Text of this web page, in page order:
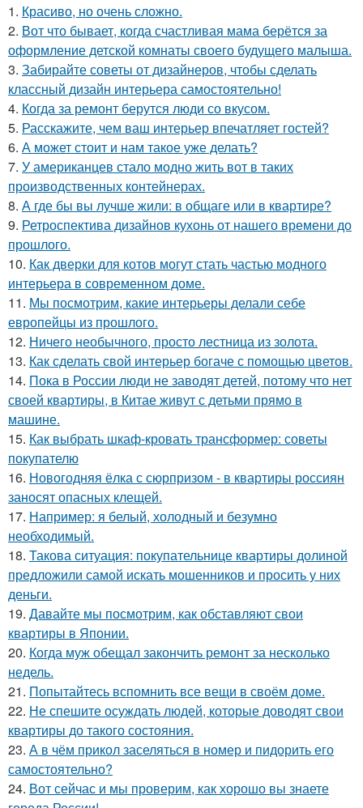
1. Красиво, но очень сложно.
2. Вот что бывает, когда счастливая мама берётся за
оформление детской комнаты своего будущего малыша.
3. Забирайте советы от дизайнеров, чтобы сделать
классный дизайн интерьера самостоятельно!
4. Когда за ремонт берутся люди со вкусом.
5. Расскажите, чем ваш интерьер впечатляет гостей?
6. А может стоит и нам такое уже делать?
7. У американцев стало модно жить вот в таких
производственных контейнерах.
8. А где бы вы лучше жили: в общаге или в квартире?
9. Ретроспектива дизайнов кухонь от нашего времени до
прошлого.
10. Как дверки для котов могут стать частью модного
интерьера в современном доме.
11. Мы посмотрим, какие интерьеры делали себе
европейцы из прошлого.
12. Ничего необычного, просто лестница из золота.
13. Как сделать свой интерьер богаче с помощью цветов.
14. Пока в России люди не заводят детей, потому что нет
своей квартиры, в Китае живут с детьми прямо в
машине.
15. Как выбрать шкаф-кровать трансформер: советы
покупателю
16. Новогодняя ёлка с сюрпризом - в квартиры россиян
заносят опасных клещей.
17. Например: я белый, холодный и безумно
необходимый.
18. Такова ситуация: покупательнице квартиры долиной
предложили самой искать мошенников и просить у них
деньги.
19. Давайте мы посмотрим, как обставляют свои
квартиры в Японии.
20. Когда муж обещал закончить ремонт за несколько
недель.
21. Попытайтесь вспомнить все вещи в своём доме.
22. Не спешите осуждать людей, которые доводят свои
квартиры до такого состояния.
23. А в чём прикол заселяться в номер и пидорить его
самостоятельно?
24. Вот сейчас и мы проверим, как хорошо вы знаете